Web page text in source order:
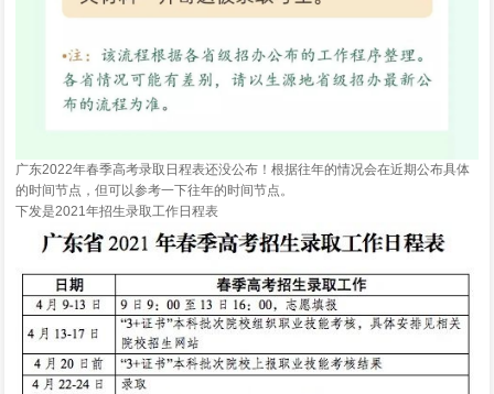
广东2022年春季高考录取日程表还没公布！根据往年的情况会在近期公布具体
的时间节点，但可以参考一下往年的时间节点。
下发是2021年招生录取工作日程表